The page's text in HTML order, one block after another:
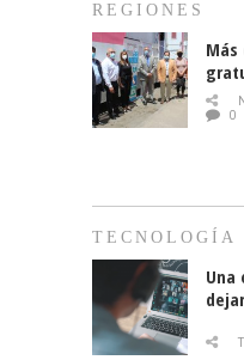
REGIONES
mes
0
TECNOLOGÍA
Una